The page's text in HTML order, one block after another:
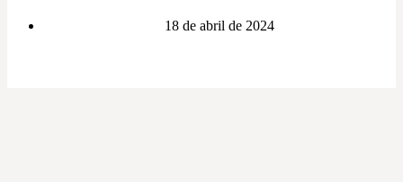
18 de abril de 2024